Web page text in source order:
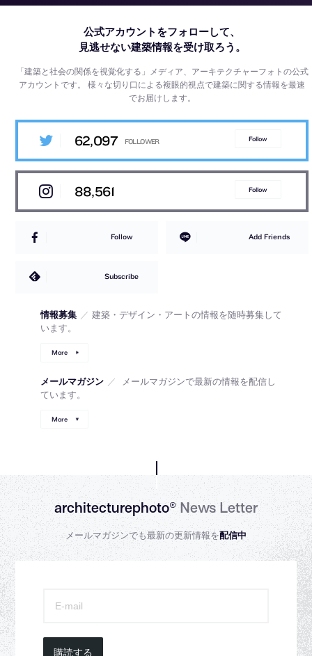
公式アカウントをフォローして、
見逃せない建築情報を受け取ろう。
「建築と社会の関係を視覚化する」メディア、アーキテクチャーフォトの公式
アカウントです。様々な切り口による複眼的視点で建築に関する情報を最速
でお届けします。
62,097 Follow
88,561 Follow
Follow Add Friends
Subscribe
情報募集 ／ 建築・デザイン・アートの情報を随時募集して
います。
More
メールマガジン ／
メールマガジンで最新の情報を配信し
ています。
More
architecturephoto®News Letter
メールマガジンでも最新の更新情報を配信中
購読する